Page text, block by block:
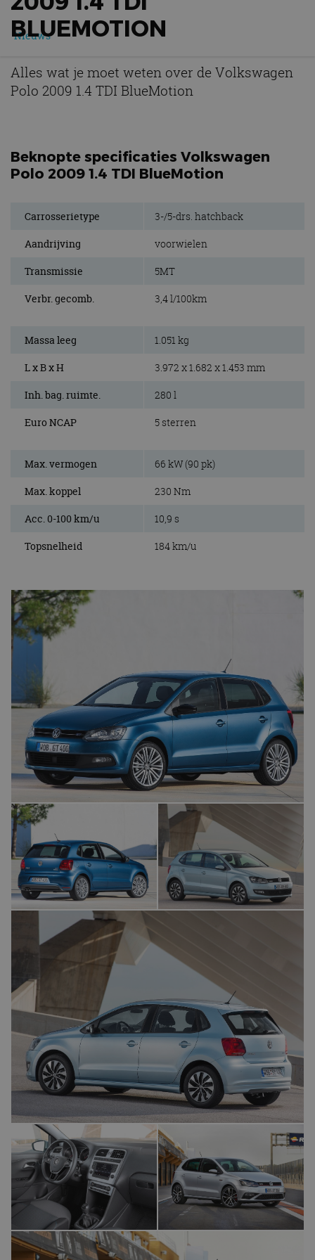
Nieuws
BLUEMOTION
Alles wat je moet weten over de Volkswagen
Polo 2009 1.4 TDI BlueMotion
Beknopte specificaties Volkswagen
Polo 2009 1.4 TDI BlueMotion
Carrosserietype 3-/5-drs. hatchback
Aandrijving voorwielen
Transmissie 5MT
Verbr. gecomb. 3,4 l/100km
Massa leeg 1.051 kg
L x B x H 3.972 x 1.682 x 1.453 mm
Inh. bag. ruimte. 280 l
Euro NCAP 5 sterren
Max. vermogen 66 kW (90 pk)
Max. koppel 230 Nm
Acc. 0-100 km/u 10,9 s
Topsnelheid 184 km/u